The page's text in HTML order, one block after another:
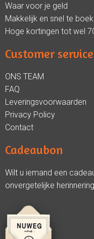
Waar voor je geld
Makkelijk en snel te
Hoge kortingen tot wel
Customer service
ONS TEAM
FAQ
Leveringsvoorwaarden
Privacy Policy
Contact
Cadeaubon
Wilt u iemand een
onvergetelijke